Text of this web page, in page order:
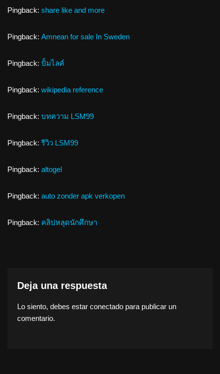
Pingback: share like and more
Pingback: Amnean for sale In Sweden
Pingback: ปั้มไลค์
Pingback: wikipedia reference
Pingback: บทความ LSM99
Pingback: รีวิว LSM99
Pingback: altogel
Pingback: auto zonder apk verkopen
Pingback: คลิปหลุดนักศึกษา
Deja una respuesta
Lo siento, debes estar conectado para publicar un
comentario.